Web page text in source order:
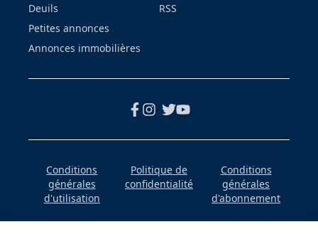
Deuils
Petites annonces
Annonces immobilières
RSS
Conditions
générales
d'utilisation
Politique de
confidentialité
Conditions
générales
d'abonnement